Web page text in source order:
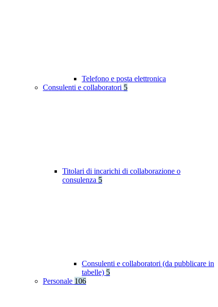
Telefono e posta elettronica
Consulenti e collaboratori 5
Titolari di incarichi di collaborazione o
consulenza 5
Consulenti e collaboratori (da pubblicare in
tabelle) 5
Personale 106